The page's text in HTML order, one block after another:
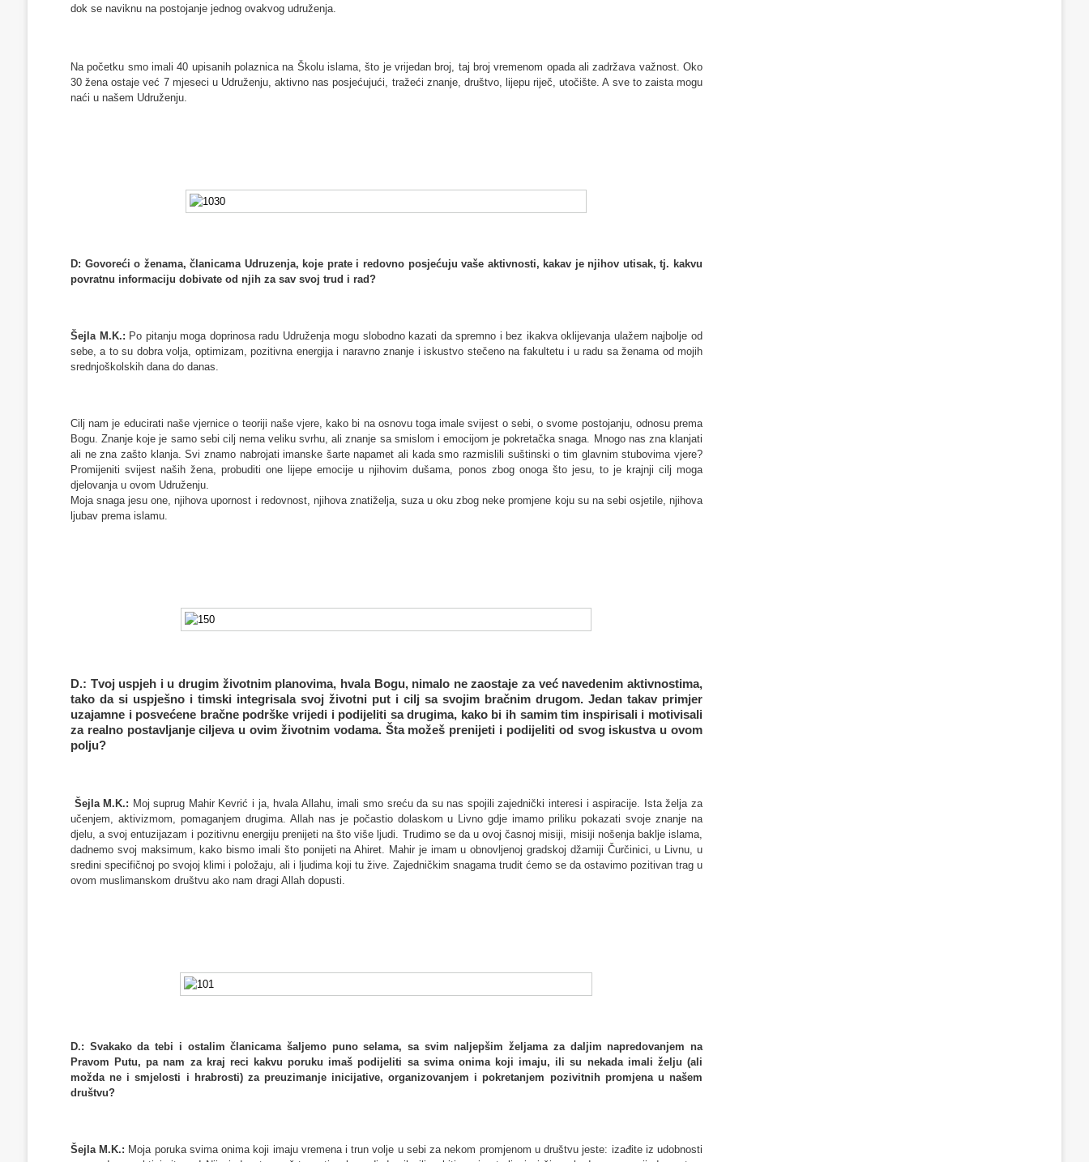
dok se naviknu na postojanje jednog ovakvog udruženja.
Na početku smo imali 40 upisanih polaznica na Školu islama, što je vrijedan broj, taj broj vremenom opada ali zadržava važnost. Oko
30 žena ostaje već 7 mjeseci u Udruženju, aktivno nas posjećujući, tražeći znanje, društvo, lijepu riječ, utočište. A sve to zaista mogu
naći u našem Udruženju.
D: Govoreći o ženama, članicama Udruzenja, koje prate i redovno posjećuju vaše aktivnosti, kakav je njihov utisak, tj. kakvu
povratnu informaciju dobivate od njih za sav svoj trud i rad?
Šejla M.K.: Po pitanju moga doprinosa radu Udruženja mogu slobodno kazati da spremno i bez ikakva oklijevanja ulažem najbolje od
sebe, a to su dobra volja, optimizam, pozitivna energija i naravno znanje i iskustvo stečeno na fakultetu i u radu sa ženama od mojih
srednjoškolskih dana do danas.
Cilj nam je educirati naše vjernice o teoriji naše vjere, kako bi na osnovu toga imale svijest o sebi, o svome postojanju, odnosu prema
Bogu. Znanje koje je samo sebi cilj nema veliku svrhu, ali znanje sa smislom i emocijom je pokretačka snaga. Mnogo nas zna klanjati
ali ne zna zašto klanja. Svi znamo nabrojati imanske šarte napamet ali kada smo razmislili suštinski o tim glavnim stubovima vjere?
Promijeniti svijest naših žena, probuditi one lijepe emocije u njihovim dušama, ponos zbog onoga što jesu, to je krajnji cilj moga
djelovanja u ovom Udruženju.
Moja snaga jesu one, njihova upornost i redovnost, njihova znatiželja, suza u oku zbog neke promjene koju su na sebi osjetile, njihova
ljubav prema islamu.
D.: Tvoj uspjeh i u drugim životnim planovima, hvala Bogu, nimalo ne zaostaje za već navedenim aktivnostima,
tako da si uspješno i timski integrisala svoj životni put i cilj sa svojim bračnim drugom. Jedan takav primjer
uzajamne i posvećene bračne podrške vrijedi i podijeliti sa drugima, kako bi ih samim tim inspirisali i motivisali
za realno postavljanje ciljeva u ovim životnim vodama. Šta možeš prenijeti i podijeliti od svog iskustva u ovom
polju?
Šejla M.K.: Moj suprug Mahir Kevrić i ja, hvala Allahu, imali smo sreću da su nas spojili zajednički interesi i aspiracije. Ista želja za
učenjem, aktivizmom, pomaganjem drugima. Allah nas je počastio dolaskom u Livno gdje imamo priliku pokazati svoje znanje na
djelu, a svoj entuzijazam i pozitivnu energiju prenijeti na što više ljudi. Trudimo se da u ovoj časnoj misiji, misiji nošenja baklje islama,
dadnemo svoj maksimum, kako bismo imali što ponijeti na Ahiret. Mahir je imam u obnovljenoj gradskoj džamiji Čurčinici, u Livnu, u
sredini specifičnoj po svojoj klimi i položaju, ali i ljudima koji tu žive. Zajedničkim snagama trudit ćemo se da ostavimo pozitivan trag u
ovom muslimanskom društvu ako nam dragi Allah dopusti.
D.: Svakako da tebi i ostalim članicama šaljemo puno selama, sa svim naljepšim željama za daljim napredovanjem na
Pravom Putu, pa nam za kraj reci kakvu poruku imaš podijeliti sa svima onima koji imaju, ili su nekada imali želju (ali
možda ne i smjelosti i hrabrosti) za preuzimanje inicijative, organizovanjem i pokretanjem pozivitnih promjena u našem
društvu?
Šejla M.K.: Moja poruka svima onima koji imaju vremena i trun volje u sebi za nekom promjenom u društvu jeste: izađite iz udobnosti